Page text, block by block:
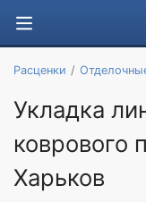
Расценки
Укладка
коврового
Харьков